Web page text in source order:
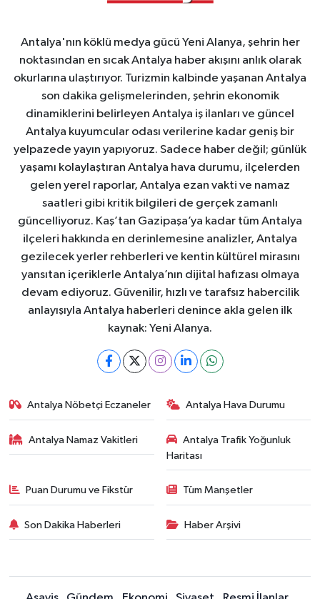
Antalya'nın köklü medya gücü Yeni Alanya, şehrin her
noktasından en sıcak Antalya haber akışını anlık olarak
okurlarına ulaştırıyor. Turizmin kalbinde yaşanan Antalya
son dakika gelişmelerinden, şehrin ekonomik
dinamiklerini belirleyen Antalya iş ilanları ve güncel
Antalya kuyumcular odası verilerine kadar geniş bir
yelpazede yayın yapıyoruz. Sadece haber değil; günlük
yaşamı kolaylaştıran Antalya hava durumu, ilçelerden
gelen yerel raporlar, Antalya ezan vakti ve namaz
saatleri gibi kritik bilgileri de gerçek zamanlı
güncelliyoruz. Kaş’tan Gazipaşa’ya kadar tüm Antalya
ilçeleri hakkında en derinlemesine analizler, Antalya
gezilecek yerler rehberleri ve kentin kültürel mirasını
yansıtan içeriklerle Antalya’nın dijital hafızası olmaya
devam ediyoruz. Güvenilir, hızlı ve tarafsız habercilik
anlayışıyla Antalya haberleri denince akla gelen ilk
kaynak: Yeni Alanya.
Antalya Nöbetçi Eczaneler Antalya Hava Durumu
Antalya Namaz Vakitleri
Antalya Trafik Yoğunluk
Haritası
Puan Durumu ve Fikstür Tüm Manşetler
Son Dakika Haberleri Haber Arşivi